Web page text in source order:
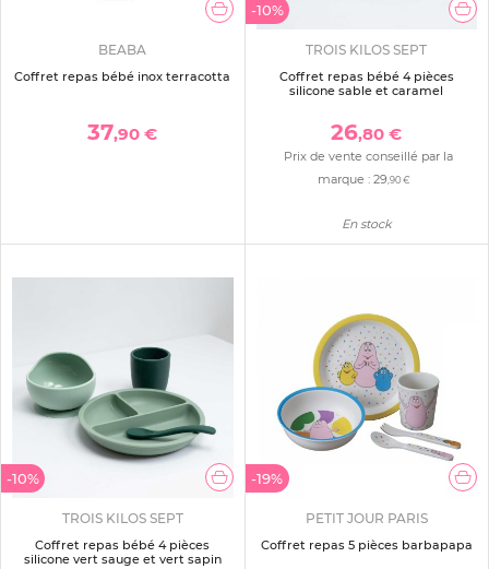
BEABA
Coffret repas bébé inox terracotta
37,90 €
-10%
TROIS KILOS SEPT
Coffret repas bébé 4 pièces
silicone sable et caramel
26,80 €
Prix de vente conseillé par la
marque :29 ,90 €
En stock
-10%
TROIS KILOS SEPT
Coffret repas bébé 4 pièces
silicone vert sauge et vert sapin
-19%
PETIT JOUR PARIS
Coffret repas 5 pièces barbapapa